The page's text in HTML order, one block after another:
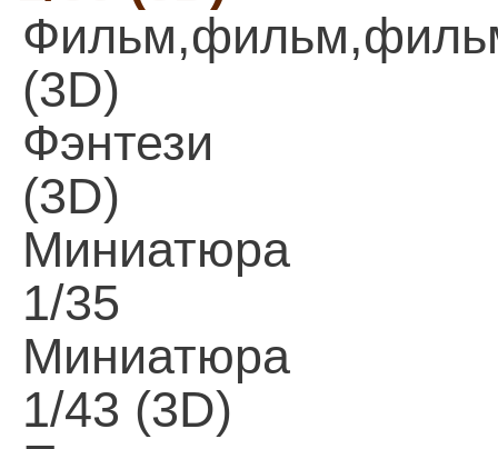
(3D)
Фэнтези
(3D)
Миниатюра
1/35
Миниатюра
1/43 (3D)